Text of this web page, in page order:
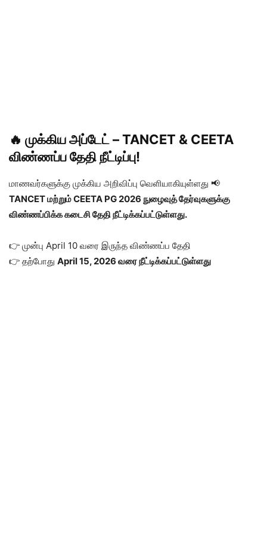
🔥 முக்கிய அப்டேட் – TANCET & CEETA
விண்ணப்ப தேதி நீட்டிப்பு!
மாணவர்களுக்கு முக்கிய அறிவிப்பு வெளியாகியுள்ளது 📢
TANCET மற்றும் CEETA PG 2026 நுழைவுத் தேர்வுகளுக்கு
விண்ணப்பிக்க கடைசி தேதி நீட்டிக்கப்பட்டுள்ளது.
👉 முன்பு April 10 வரை இருந்த விண்ணப்ப தேதி
👉 தற்போது April 15, 2026 வரை நீட்டிக்கப்பட்டுள்ளது